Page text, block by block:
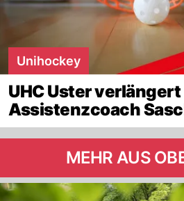
Unihockey
UHC Uster
Assistenzcoach
MEHR AUS